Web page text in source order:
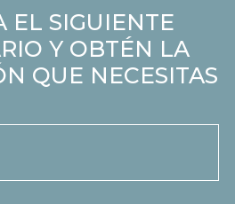
EL SIGUIENTE
Y OBTÉN LA
QUE NECESITAS